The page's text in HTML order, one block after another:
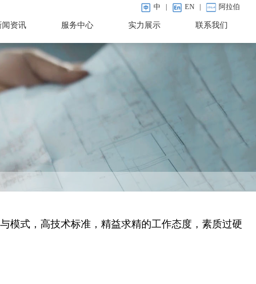
闻资讯 服务中心 实力展示 联系我们
中 EN 阿拉伯
模式，高技术标准，精益求精的工作态度，素质过硬